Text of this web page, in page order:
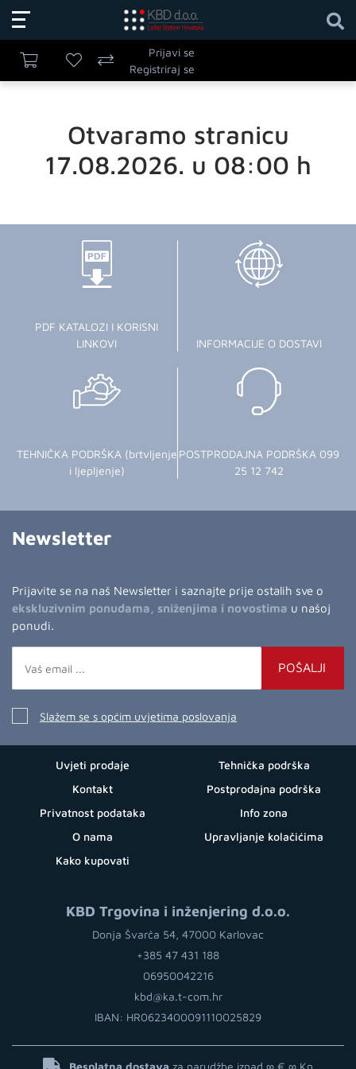
Prijavi se
Registriraj se
Otvaramo stranicu
17.08.2026. u 08:00 h
PDF KATALOZI I KORISNI
LINKOVI
INFORMACIJE O DOSTAVI
TEHNIČKA PODRŠKA (brtvljenje
i ljepljenje)
POSTPRODAJNA PODRŠKA 099
25 12 742
Newsletter
Prijavite se na naš Newsletter i saznajte prije ostalih sve o
ekskluzivnim ponudama, sniženjima i novostima u našoj
ponudi.
POŠALJI
Slažem se s općim uvjetima poslovanja
Uvjeti prodaje
Kontakt
Privatnost podataka
O nama
Kako kupovati
Tehnička podrška
Postprodajna podrška
Info zona
Upravljanje kolačićima
KBD Trgovina i inženjering d.o.o.
Donja Švarča 54, 47000 Karlovac
+385 47 431 188
06950042216
kbd@ka.t-com.hr
IBAN: HR0623400091110025829
Besplatna dostava za narudžbe iznad ∞ € ∞ Kn